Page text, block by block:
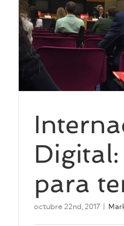
para
octubre 22nd, 2017